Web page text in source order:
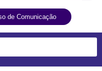
de Comunicação